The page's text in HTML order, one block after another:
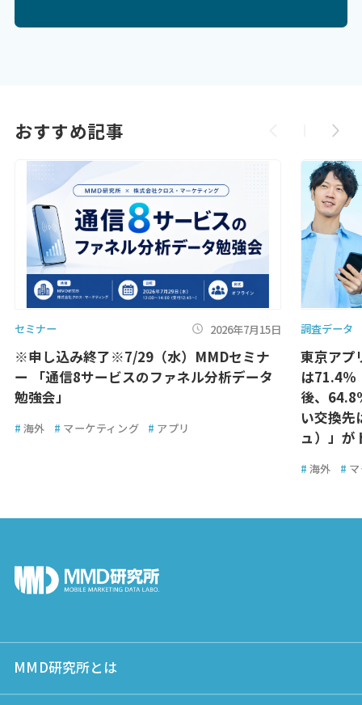
おすすめ記事
セミナー 2026年7月15日
※申し込み終了※7/29（水）MMDセミナ
ー 「通信8サービスのファネル分析データ
勉強会」
# 海外 # マーケティング # アプリ
調査データ
東京アプ
は71.4％
後、
い交換先
ュ）」が
# 海外 #
MMD研究所とは